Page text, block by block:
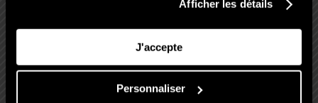
Afficher les détails
J'accepte
Personnaliser